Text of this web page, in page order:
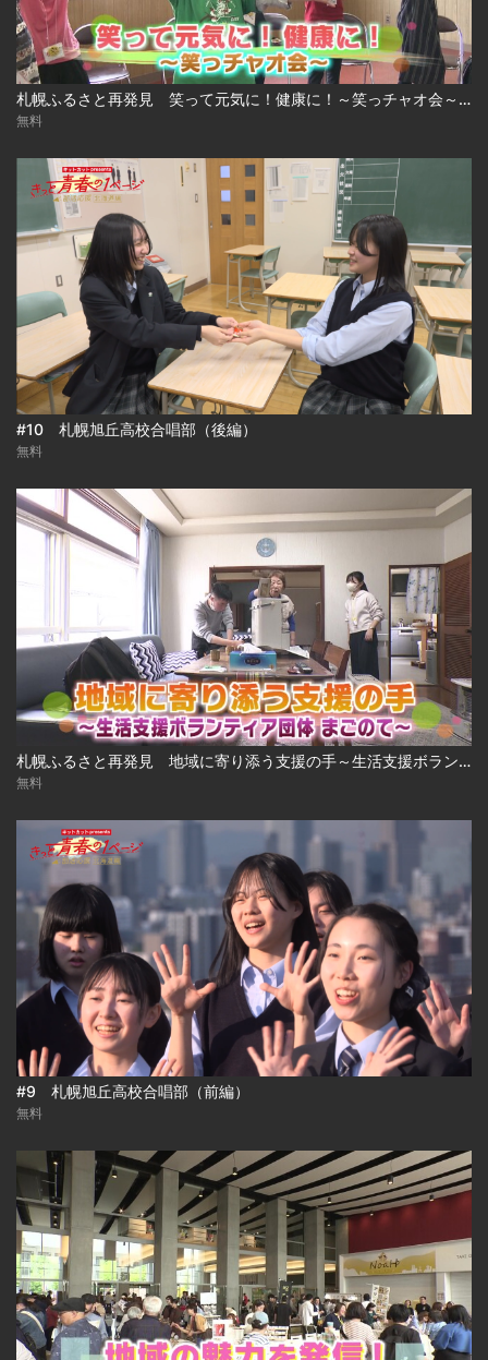
札幌ふるさと再発見 笑って元気に！健康に！～笑っチャオ会～2026年6月13日放送
無料
#10 札幌旭丘高校合唱部（後編）
無料
札幌ふるさと再発見 地域に寄り添う支援の手～生活支援ボランティア団体 まごのて～2026年6月6日放送
無料
#9 札幌旭丘高校合唱部（前編）
無料